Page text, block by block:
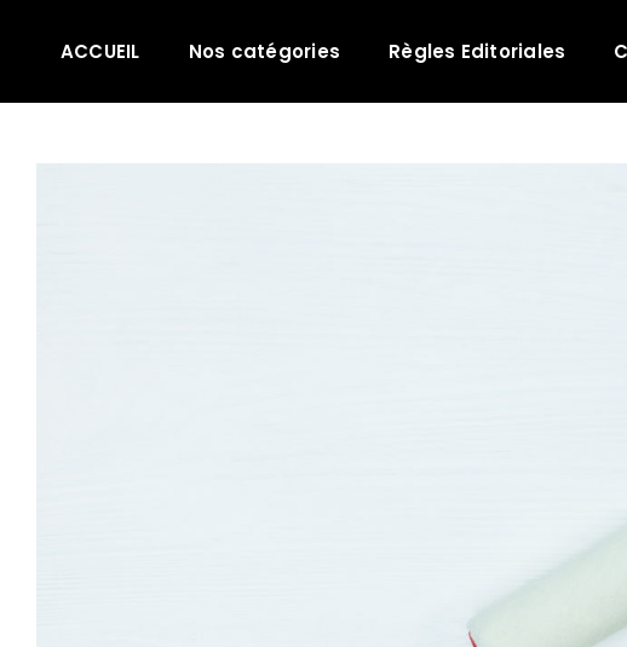
ACCUEIL Nos catégories Règles Editoriales